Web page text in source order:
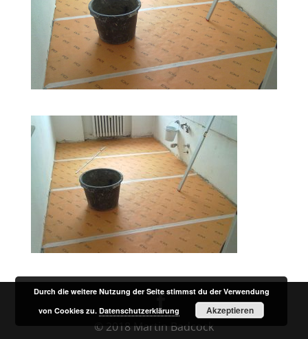
© 2018 Martin Badcock
Durch die weitere Nutzung der Seite stimmst du der Verwendung
von Cookies zu.Datenschutzerklärung Akzeptieren